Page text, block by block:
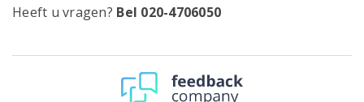
Heeft u vragen? Bel 020-4706050